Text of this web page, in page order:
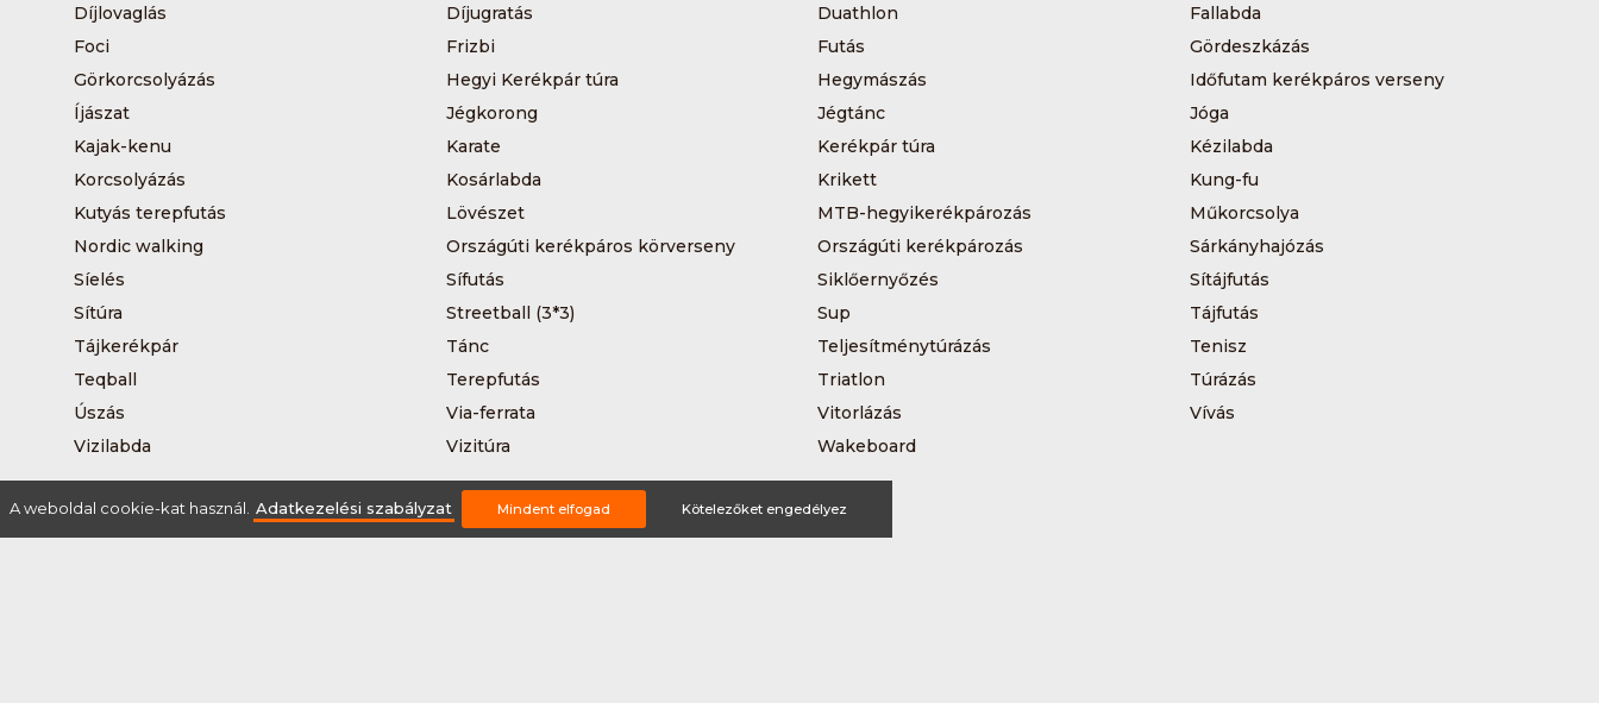
Díjlovaglás
Díjugratás Duathlon
Fallabda
Foci
Frizbi Futás
Gördeszkázás
Görkorcsolyázás
Hegyi Kerékpár túra Hegymászás
Időfutam kerékpáros verseny
Íjászat
Jégkorong Jégtánc
Jóga
Kajak-kenu
Karate Kerékpár túra
Kézilabda
Korcsolyázás
Kosárlabda Krikett
Kung-fu
Kutyás terepfutás
Lövészet MTB-hegyikerékpározás
Műkorcsolya
Nordic walking
Országúti kerékpáros körverseny Országúti kerékpározás
Sárkányhajózás
Síelés
Sífutás Siklőernyőzés
Sítájfutás
Sítúra
Streetball (3*3) Sup
Tájfutás
Tájkerékpár
Tánc Teljesítménytúrázás
Tenisz
Teqball
Terepfutás Triatlon
Túrázás
Úszás
Via-ferrata Vitorlázás
Vívás
Vizilabda
Vizitúra Wakeboard
A weboldal cookie-kat használ. Adatkezelési szabályzat Mindent elfogad Kötelezőket engedélyez